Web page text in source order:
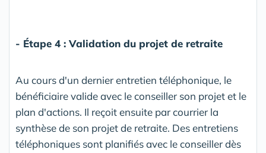
- Étape 4 : Validation du projet de retraite
Au cours d'un dernier entretien téléphonique, le
bénéficiaire valide avec le conseiller son projet et le
plan d'actions. Il reçoit ensuite par courrier la
synthèse de son projet de retraite. Des entretiens
téléphoniques sont planifiés avec le conseiller dès